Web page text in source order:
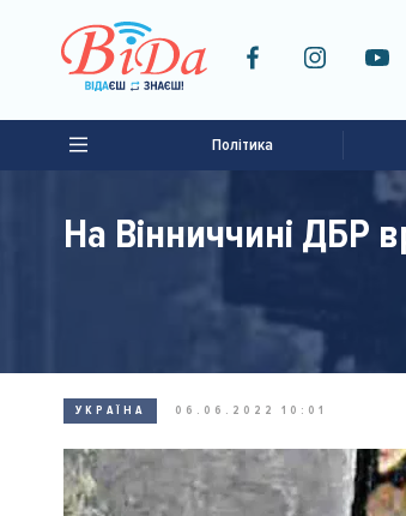
Політика
На Вінниччині ДБР
УКРАЇНА 06.06.2022 10:01